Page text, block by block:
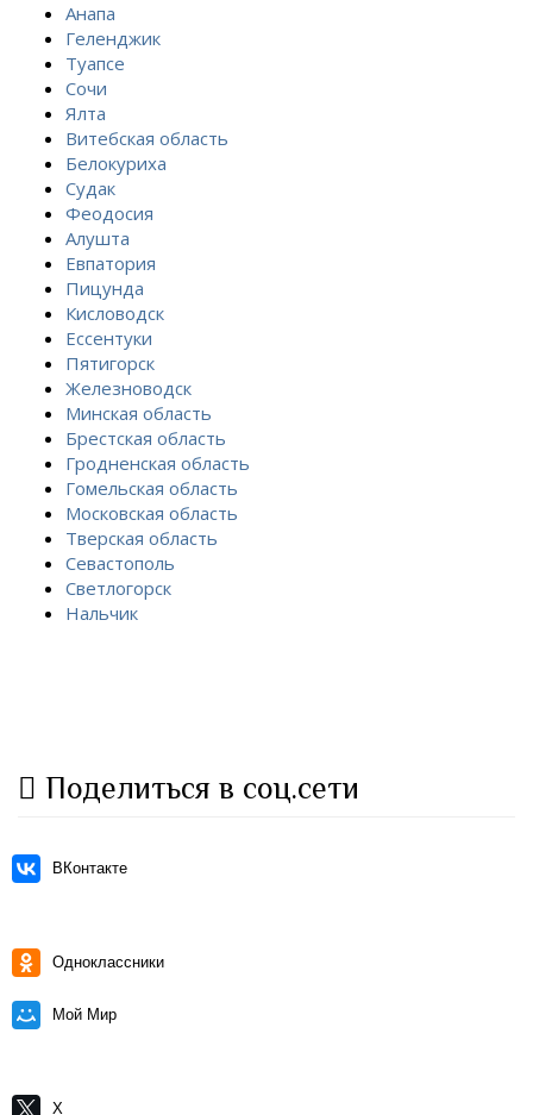
Анапа
Геленджик
Туапсе
Сочи
Ялта
Витебская область
Белокуриха
Судак
Феодосия
Алушта
Евпатория
Пицунда
Кисловодск
Ессентуки
Пятигорск
Железноводск
Минская область
Брестская область
Гродненская область
Гомельская область
Московская область
Тверская область
Севастополь
Светлогорск
Нальчик
Поделиться в соц.сети
ВКонтакте
Одноклассники
Мой Мир
X